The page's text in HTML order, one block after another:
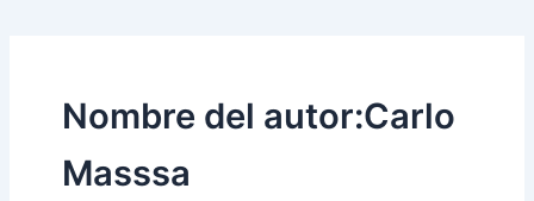
Nombre del autor:Carlo
Masssa